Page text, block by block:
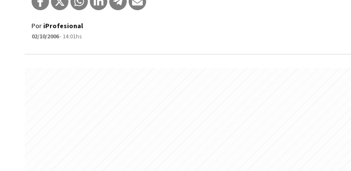
Por iProfesional
02/10/2006- 14:01hs